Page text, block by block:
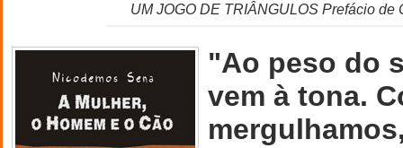
UM JOGO DE TRIÂNGULOS Prefácio de
"Ao peso do
vem à tona.